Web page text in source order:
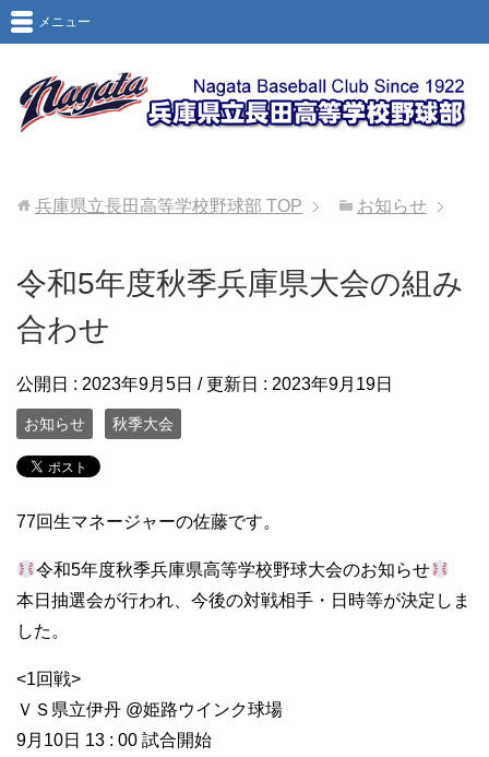
メニュー
兵庫県立長田高等学校野球部 TOP お知らせ
令和5年度秋季兵庫県大会の組み
合わせ
公開日 : 2023年9月5日 / 更新日 : 2023年9月19日
お知らせ 秋季大会
77回生マネージャーの佐藤です。
令和5年度秋季兵庫県高等学校野球大会のお知らせ
本日抽選会が行われ、今後の対戦相手・日時等が決定しま
した。
<1回戦>
ＶＳ県立伊丹 @姫路ウインク球場
9月10日 13 : 00 試合開始